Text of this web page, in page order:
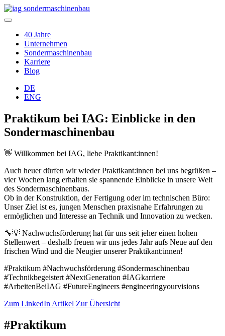
40 Jahre
Unternehmen
Sondermaschinenbau
Karriere
Blog
DE
ENG
Praktikum bei IAG: Einblicke in den
Sondermaschinenbau
👋 Willkommen bei IAG, liebe Praktikant:innen!
Auch heuer dürfen wir wieder Praktikant:innen bei uns begrüßen –
vier Wochen lang erhalten sie spannende Einblicke in unsere Welt
des Sondermaschinenbaus.
Ob in der Konstruktion, der Fertigung oder im technischen Büro:
Unser Ziel ist es, jungen Menschen praxisnahe Erfahrungen zu
ermöglichen und Interesse an Technik und Innovation zu wecken.
🔧💡 Nachwuchsförderung hat für uns seit jeher einen hohen
Stellenwert – deshalb freuen wir uns jedes Jahr aufs Neue auf den
frischen Wind und die Neugier unserer Praktikant:innen!
#Praktikum #Nachwuchsförderung #Sondermaschinenbau
#Technikbegeistert #NextGeneration #IAGkarriere
#ArbeitenBeiIAG #FutureEngineers #engineeringyourvisions
Zum LinkedIn Artikel Zur Übersicht
#Praktikum